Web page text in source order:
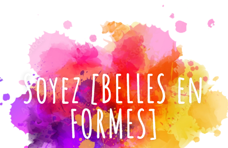
Soyez [BELLES en
FORMES]